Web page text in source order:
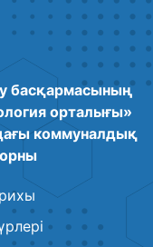
басқармасының
орталығы»
коммуналдық